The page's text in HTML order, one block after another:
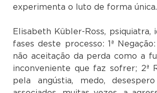
experimenta o luto de forma única.
Elisabeth Kübler-Ross, psiquiatra,
fases deste processo: 1ª
não aceitação da perda como a
inconveniente que faz sofrer; 2ª
pela angústia, medo,